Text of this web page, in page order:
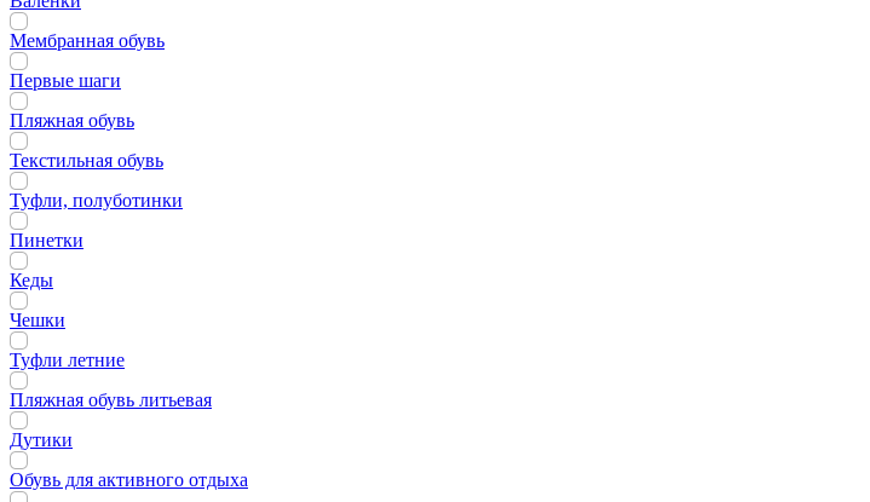
Мембранная обувь
Первые шаги
Пляжная обувь
Текстильная обувь
Туфли, полуботинки
Пинетки
Кеды
Чешки
Туфли летние
Пляжная обувь литьевая
Дутики
Обувь для активного отдыха